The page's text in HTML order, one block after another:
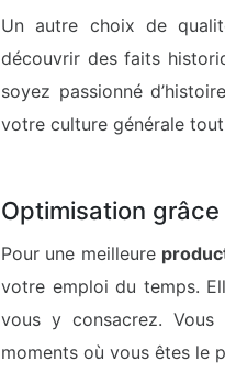
Un autre choix de
découvrir des faits
soyez passionné
votre culture générale
Optimisation
Pour une meilleure
votre emploi du temps.
vous y consacrez.
moments où vous êtes le